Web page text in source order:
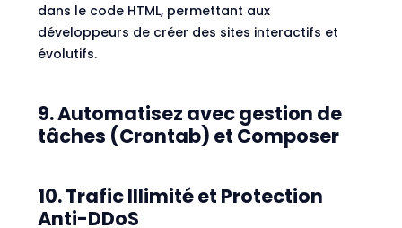
dans le code HTML, permettant aux
développeurs de créer des sites interactifs et
évolutifs.
9. Automatisez avec gestion de
tâches (Crontab) et Composer
10. Trafic Illimité et Protection
Anti-DDoS